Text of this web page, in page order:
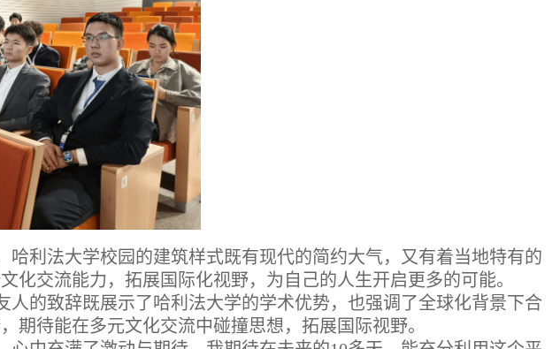
利法大学校园的建筑样式既有现代的简约大气，又有着当地特有的
交流能力，拓展国际化视野，为自己的人生开启更多的可能。
的致辞既展示了哈利法大学的学术优势，也强调了全球化背景下合
待能在多元文化交流中碰撞思想，拓展国际视野。